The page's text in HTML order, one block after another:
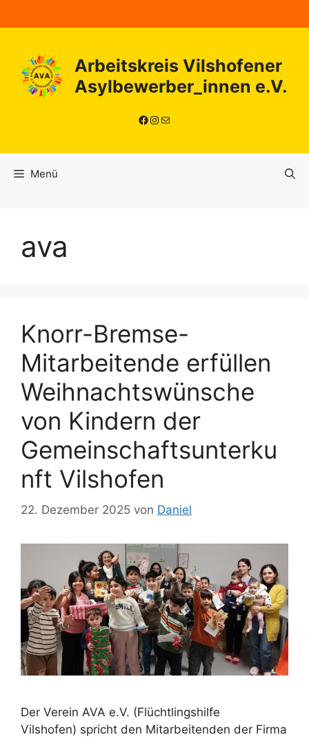
Inhalt
Arbeitskreis Vilshofener
Asylbewerber_innen e.V.
Facebook
Instagram
E-Mail
Menü
ava
Knorr-Bremse-
Mitarbeitende erfüllen
Weihnachtswünsche
von Kindern der
Gemeinschaftsunterku
nft Vilshofen
22. Dezember 2025 von Daniel
Der Verein AVA e.V. (Flüchtlingshilfe
Vilshofen) spricht den Mitarbeitenden der Firma